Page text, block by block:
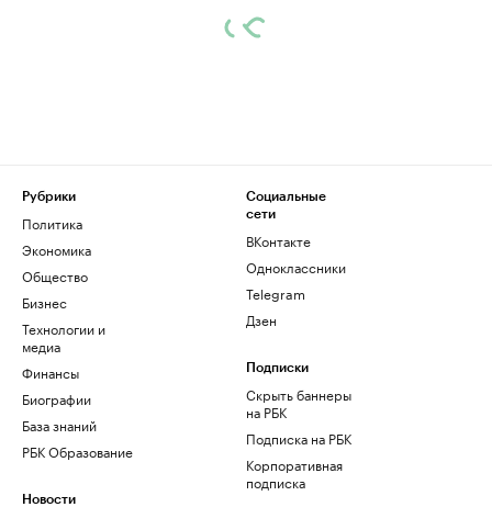
Рубрики
Политика
Экономика
Общество
Бизнес
Технологии и
медиа
Финансы
Биографии
База знаний
РБК Образование
Новости
Социальные
сети
ВКонтакте
Одноклассники
Telegram
Дзен
Подписки
Скрыть баннеры
на РБК
Подписка на РБК
Корпоративная
подписка